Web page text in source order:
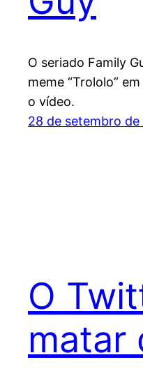
O seriado Family
meme “Trololo”
o vídeo.
28 de setembro de
O
matar